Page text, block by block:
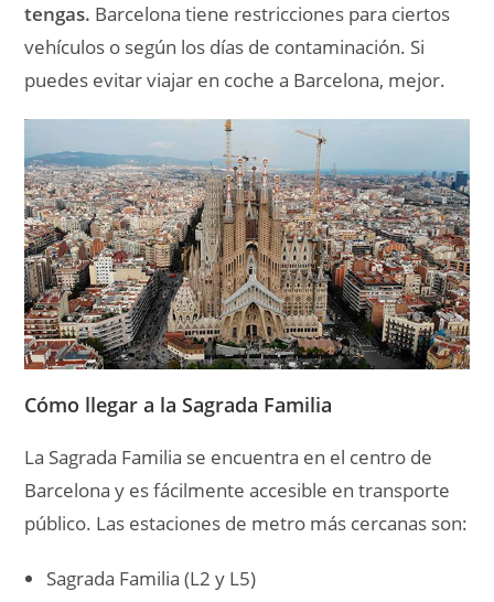
tengas. Barcelona tiene restricciones para ciertos
vehículos o según los días de contaminación. Si
puedes evitar viajar en coche a Barcelona, mejor.
Cómo llegar a la Sagrada Familia
La Sagrada Familia se encuentra en el centro de
Barcelona y es fácilmente accesible en transporte
público. Las estaciones de metro más cercanas son:
Sagrada Familia (L2 y L5)